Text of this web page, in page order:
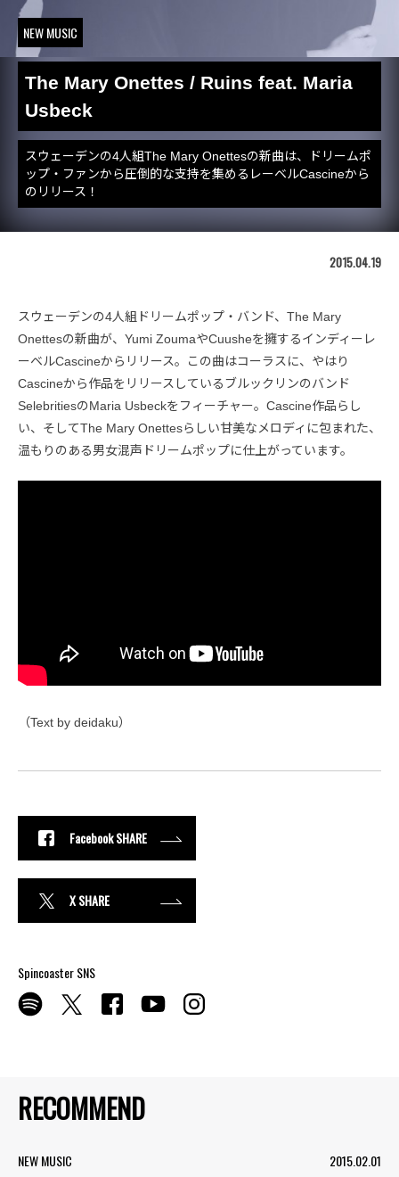
NEW MUSIC
The Mary Onettes / Ruins feat. Maria
Usbeck
スウェーデンの4人組The Mary Onettesの新曲は、ドリームポ
ップ・ファンから圧倒的な支持を集めるレーベルCascineから
のリリース！
RECOMMEND
NEW MUSIC
2015.02.01
2015.04.19
スウェーデンの4人組ドリームポップ・バンド、The Mary
Onettesの新曲が、Yumi ZoumaやCuusheを擁するインディーレ
ーベルCascineからリリース。この曲はコーラスに、やはり
Cascineから作品をリリースしているブルックリンのバンド
SelebritiesのMaria Usbeckをフィーチャー。Cascine作品らし
い、そしてThe Mary Onettesらしい甘美なメロディに包まれた、
温もりのある男女混声ドリームポップに仕上がっています。
（Text by deidaku）
Facebook SHARE
X SHARE
Spincoaster SNS